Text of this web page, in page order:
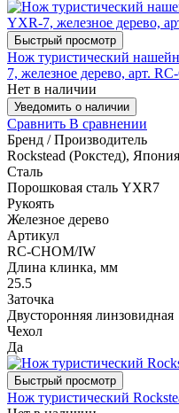
Быстрый просмотр
Нож туристический
7, железное дерево, арт.
Нет в наличии
Уведомить о наличии
Сравнить В сравнении
Бренд / Производитель
Rockstead (Рокстед), Япония
Сталь
Порошковая сталь YXR7
Рукоять
Железное дерево
Артикул
RC-CHOM/IW
Длина клинка, мм
25.5
Заточка
Двусторонняя линзовидная
Чехол
Да
Быстрый просмотр
Нож туристический